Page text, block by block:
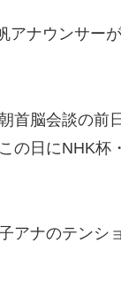
ナウンサー
首脳会談の前
の日にNHK杯
アナのテンシ